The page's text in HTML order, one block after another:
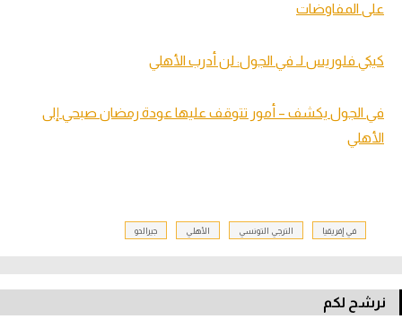
على المفاوضات
كيكي فلوريس لـ في الجول: لن أدرب الأهلي
في الجول يكشف – أمور تتوقف عليها عودة رمضان صبحي إلى
الأهلي
في إفريقيا الترجي التونسي الأهلي جيرالدو
نرشح لكم